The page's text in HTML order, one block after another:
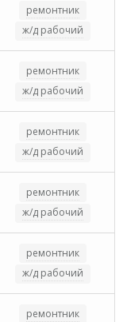
ремонтник
ж/д рабочий
ремонтник
ж/д рабочий
ремонтник
ж/д рабочий
ремонтник
ж/д рабочий
ремонтник
ж/д рабочий
ремонтник